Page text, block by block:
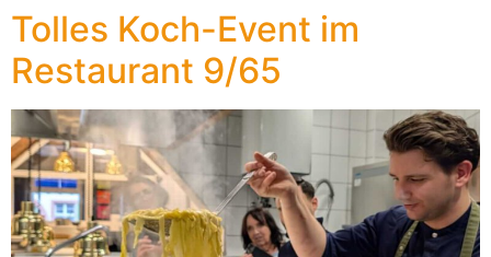
Tolles Koch-Event im
Restaurant 9/65